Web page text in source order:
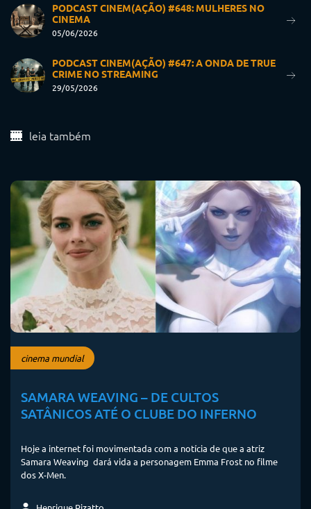
PODCAST CINEM(AÇÃO) #648: MULHERES NO
CINEMA
05/06/2026
PODCAST CINEM(AÇÃO) #647: A ONDA DE TRUE
CRIME NO STREAMING
29/05/2026
leia também
cinema mundial
SAMARA WEAVING – DE CULTOS
SATÂNICOS ATÉ O CLUBE DO INFERNO
Hoje a internet foi movimentada com a notícia de que a atriz
Samara Weaving dará vida a personagem Emma Frost no filme
dos X-Men.